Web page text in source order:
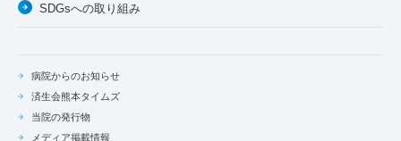
病院からのお知らせ
済生会熊本タイムズ
当院の発行物
メディア掲載情報
SDGsへの取り組み